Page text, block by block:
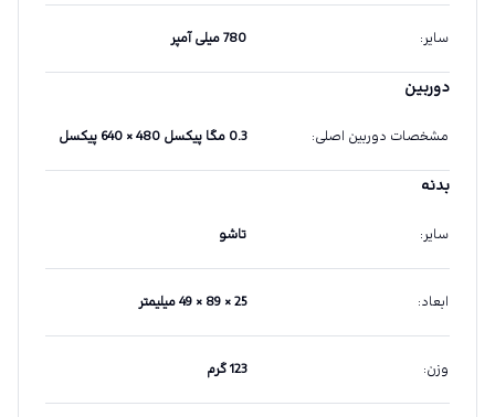
سایر: 780 میلی آمپر
دوربین
مشخصات دوربین اصلی: 0.3 مگا پیکسل 480 × 640 پیکسل
بدنه
سایر: تاشو
ابعاد: 25 × 89 × 49 میلیمتر
وزن: 123 گرم